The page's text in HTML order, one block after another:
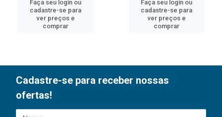
Faça seu login ou
cadastre-se para
ver preços e
comprar
Faça seu login ou
cadastre-se para
ver preços e
comprar
Cadastre-se para receber nossas
ofertas!